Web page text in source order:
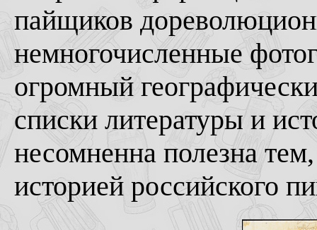
пайщиков
немногочисленные
огромный
списки литературы и
несомненна полезна
историей российского